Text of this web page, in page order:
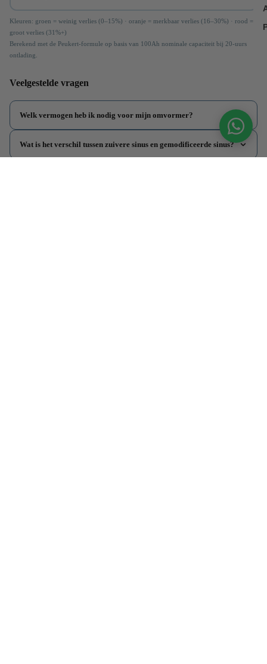
Kleuren: groen = weinig verlies (0–15%) · oranje = merkbaar verlies (16–30%) · rood =
groot verlies (31%+)
Berekend met de Peukert-formule op basis van 100Ah nominale capaciteit bij 20-uurs
ontlading.
Veelgestelde vragen
Welk vermogen heb ik nodig voor mijn omvormer?
Wat is het verschil tussen zuivere sinus en gemodificeerde sinus?